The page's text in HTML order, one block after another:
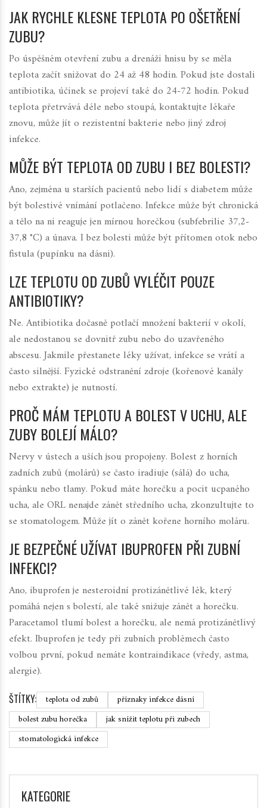
JAK RYCHLE KLESNE TEPLOTA PO OŠETŘENÍ
ZUBU?
Po úspěšném otevření zubu a drenáži hnisu by se měla
teplota začít snižovat do 24 až 48 hodin. Pokud jste dostali
antibiotika, účinek se projeví také do 24-72 hodin. Pokud
teplota přetrvává déle nebo stoupá, kontaktujte lékaře
znovu, může jít o rezistentní bakterie nebo jiný zdroj
infekce.
MŮŽE BÝT TEPLOTA OD ZUBU I BEZ BOLESTI?
Ano, zejména u starších pacientů nebo lidí s diabetem může
být bolestivé vnímání potlačeno. Infekce může být chronická
a tělo na ni reaguje jen mírnou horečkou (subfebrilie 37,2-
37,8 °C) a únava. I bez bolesti může být přítomen otok nebo
fistula (pupínku na dásni).
LZE TEPLOTU OD ZUBŮ VYLÉČIT POUZE
ANTIBIOTIKY?
Ne. Antibiotika dočasně potlačí množení bakterií v okolí,
ale nedostanou se dovnitř zubu nebo do uzavřeného
abscesu. Jakmile přestanete léky užívat, infekce se vrátí a
často silnější. Fyzické odstranění zdroje (kořenové kanály
nebo extrakte) je nutností.
PROČ MÁM TEPLOTU A BOLEST V UCHU, ALE
ZUBY BOLEJÍ MÁLO?
Nervy v ústech a uších jsou propojeny. Bolest z horních
zadních zubů (molárů) se často iradiuje (sálá) do ucha,
spánku nebo tlamy. Pokud máte horečku a pocit ucpaného
ucha, ale ORL nenajde zánět středního ucha, zkonzultujte to
se stomatologem. Může jít o zánět kořene horního moláru.
JE BEZPEČNÉ UŽÍVAT IBUPROFEN PŘI ZUBNÍ
INFEKCI?
Ano, ibuprofen je nesteroidní protizánětlivé lék, který
pomáhá nejen s bolestí, ale také snižuje zánět a horečku.
Paracetamol tlumí bolest a horečku, ale nemá protizánětlivý
efekt. Ibuprofen je tedy při zubních problémech často
volbou první, pokud nemáte kontraindikace (vředy, astma,
alergie).
ŠTÍTKY: teplota od zubů
příznaky infekce dásní
bolest zubu horečka
jak snížit teplotu při zubech
stomatologická infekce
KATEGORIE